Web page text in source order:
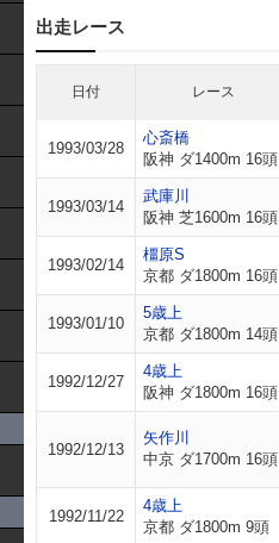
出走レース
日付 レース
1993/03/28
心斎橋
阪神 ダ1400m 16頭
1993/03/14
武庫川
阪神 芝1600m 16頭
1993/02/14
橿原S
京都 ダ1800m 16頭
1993/01/10
5歳上
京都 ダ1800m 14頭
1992/12/27
4歳上
阪神 ダ1800m 16頭
1992/12/13
矢作川
中京 ダ1700m 16頭
1992/11/22
4歳上
京都 ダ1800m 9頭